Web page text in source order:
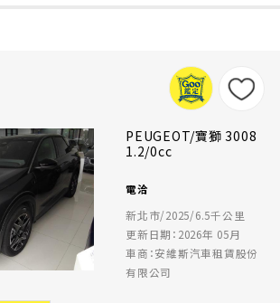
PEUGEOT/寶獅 3008
1.2/0cc
電洽
新北市/2025/6.5千公里
更新日期：2026年 05月
車商：安維斯汽車租賃股份
有限公司